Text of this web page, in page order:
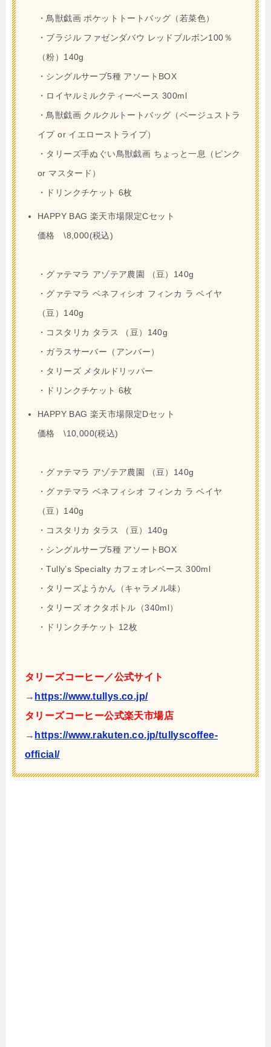
・鳥獣戯画 ポケットトートバッグ（若菜色）
・ブラジル ファゼンダバウ レッドブルボン100％
（粉）140g
・シングルサーブ5種 アソートBOX
・ロイヤルミルクティーベース 300ml
・鳥獣戯画 クルクルトートバッグ（ベージュストラ
イプ or イエローストライプ）
・タリーズ手ぬぐい鳥獣戯画 ちょっと一息（ピンク
or マスタード）
・ドリンクチケット 6枚
HAPPY BAG 楽天市場限定Cセット
価格 \8,000(税込)
・グァテマラ アゾテア農園 （豆）140g
・グァテマラ ベネフィシオ フィンカ ラ ベイヤ
（豆）140g
・コスタリカ タラス （豆）140g
・ガラスサーバー（アンバー）
・タリーズ メタルドリッパー
・ドリンクチケット 6枚
HAPPY BAG 楽天市場限定Dセット
価格 \10,000(税込)
・グァテマラ アゾテア農園 （豆）140g
・グァテマラ ベネフィシオ フィンカ ラ ベイヤ
（豆）140g
・コスタリカ タラス （豆）140g
・シングルサーブ5種 アソートBOX
・Tully’s Specialty カフェオレベース 300ml
・タリーズようかん（キャラメル味）
・タリーズ オクタボトル（340ml）
・ドリンクチケット 12枚
タリーズコーヒー／公式サイト
→ https://www.tullys.co.jp/
タリーズコーヒー公式楽天市場店
→ https://www.rakuten.co.jp/tullyscoffee-
official/